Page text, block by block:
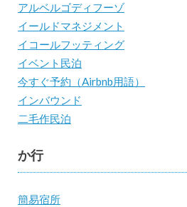
アルベルゴディフーゾ
イールドマネジメント
イコールフッティング
イベント民泊
今すぐ予約（Airbnb用語）
インバウンド
二毛作民泊
か行
簡易宿所